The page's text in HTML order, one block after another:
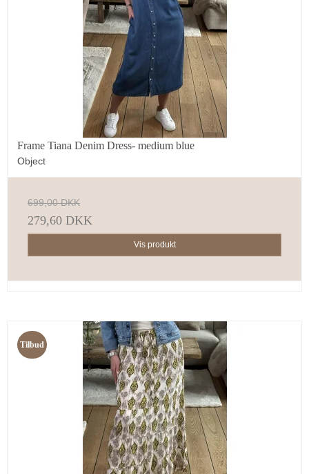
Frame Tiana Denim Dress- medium blue
Object
699,00 DKK
279,60 DKK
Vis produkt
Tilbud